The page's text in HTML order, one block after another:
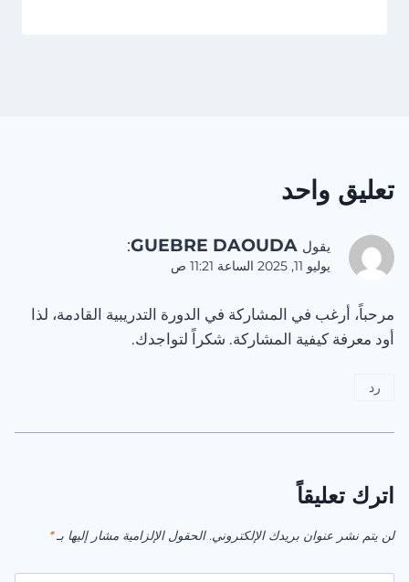
تعليق واحد
يقول GUEBRE DAOUDA
:
يوليو 11, 2025 الساعة 11:21 ص
مرحباً، أرغب في المشاركة في الدورة التدريبية القادمة، لذا
أود معرفة كيفية المشاركة. شكراً لتواجدك.
رد
اترك تعليقاً
لن يتم نشر عنوان بريدك الإلكتروني. الحقول الإلزامية مشار إليها بـ*